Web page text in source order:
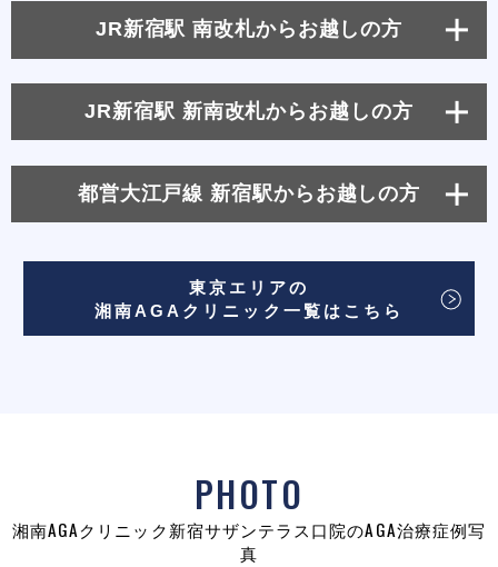
JR新宿駅 南改札からお越しの方
JR新宿駅 新南改札からお越しの方
都営大江戸線 新宿駅からお越しの方
東京エリアの
湘南AGAクリニック一覧はこちら
PHOTO
湘南AGAクリニック新宿サザンテラス口院のAGA治療症例写
真